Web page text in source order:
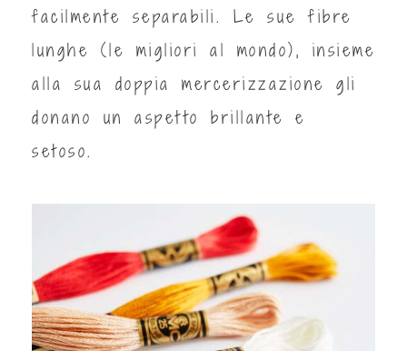
facilmente separabili. Le sue fibre
lunghe (le migliori al mondo), insieme
alla sua doppia mercerizzazione gli
donano un aspetto brillante e
setoso.